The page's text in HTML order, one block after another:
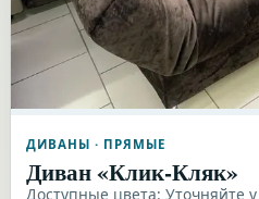
ДИВАНЫ · ПРЯМЫЕ
Диван «Клик-Кляк»
Доступные цвета: Уточняйте